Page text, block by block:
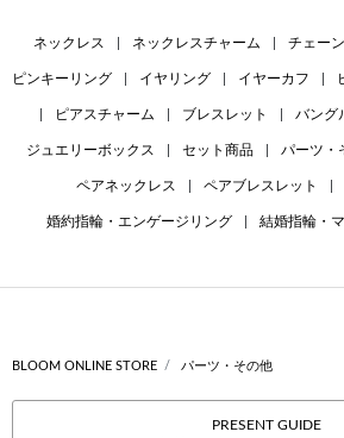
ネックレス ネックレスチャーム チェーン
ピンキーリング イヤリング イヤーカフ
ピアスチャーム ブレスレット バング
ジュエリーボックス セット商品 パーツ・
ペアネックレス ペアブレスレット
婚約指輪・エンゲージリング 結婚指輪・
BLOOM ONLINE STORE パーツ・その他
PRESENT GUIDE